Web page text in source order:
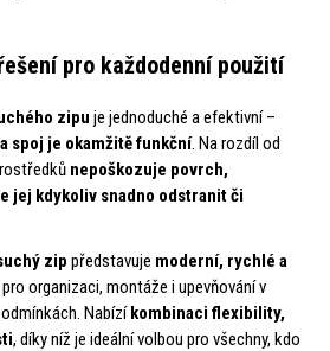
pro každodenní použití
zipu je jednoduché a efektivní –
spoj je okamžitě funkční. Na rozdíl od
nepoškozuje povrch,
jej kdykoliv snadno odstranit či
zip představuje moderní, rychlé a
pro organizaci, montáže i upevňování v
Nabízíkombinaci flexibility,
, díky níž je ideální volbou pro všechny, kdo